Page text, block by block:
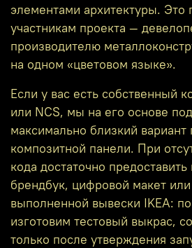
элементами архитектуры. Это
участникам проекта —
производителю
на одном «цветовом языке».
Если у вас есть собственный
или NCS, мы на его основе
максимально близкий вариант
композитной панели. При
кода достаточно
брендбук, цифровой макет
выполненной вывески IKEA:
изготовим тестовый выкрас,
только после утверждения